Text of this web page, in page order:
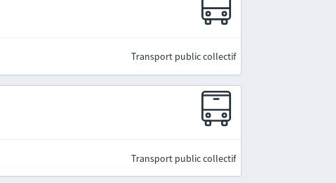
Transport public collectif
Transport public collectif